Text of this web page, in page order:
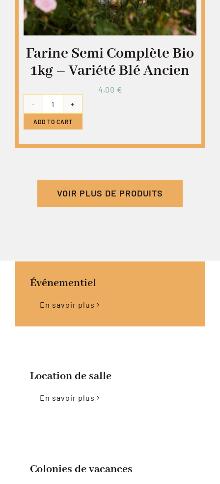
Farine Semi Complète Bio
1kg – Variété Blé Ancien
4,00 €
Farine
semi
bio
blé
ancien
ADD TO CART
VOIR PLUS DE PRODUITS
Événementiel
En savoir plus
Location de salle
En savoir plus
Colonies de vacances